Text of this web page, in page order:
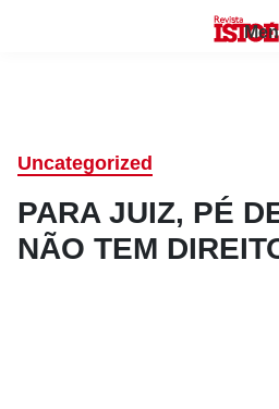
Uncategorized
PARA JUIZ, PÉ
NÃO TEM